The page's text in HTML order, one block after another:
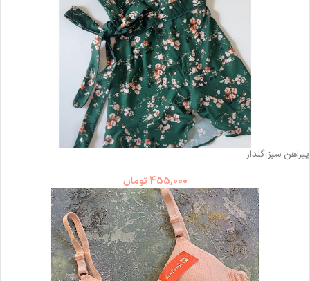
پیراهن سبز گلدار
455,000 تومان